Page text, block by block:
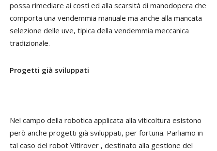
possa rimediare ai costi ed alla scarsità di manodopera che
comporta una vendemmia manuale ma anche alla mancata
selezione delle uve, tipica della vendemmia meccanica
tradizionale.
Progetti già sviluppati
Nel campo della robotica applicata alla viticoltura esistono
però anche progetti già sviluppati, per fortuna. Parliamo in
tal caso del robot Vitirover , destinato alla gestione del